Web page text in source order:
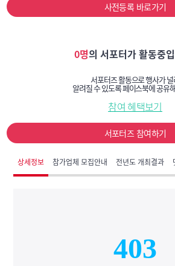
사전등록 바로가기
0명의 서포터가 활동중
서포터즈 활동으로 행사가
알려질 수 있도록 페이스북에 공유
참여 혜택보기
서포터즈 참여하기
상세정보 참가업체 모집안내 전년도 개최결과